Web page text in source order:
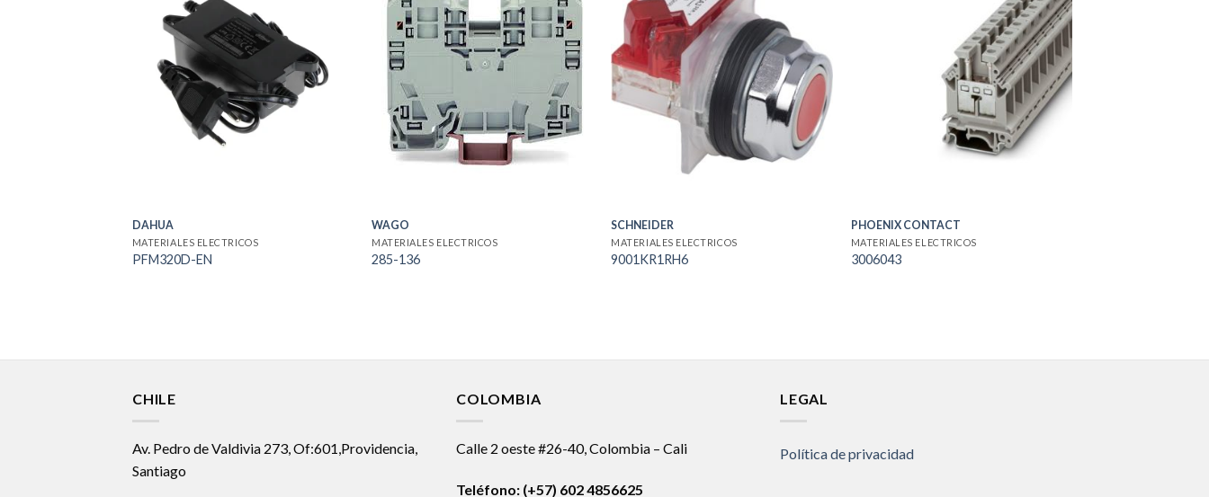
DAHUA
MATERIALES ELECTRICOS
PFM320D-EN
WAGO
MATERIALES ELECTRICOS
285-136
SCHNEIDER
MATERIALES ELECTRICOS
9001KR1RH6
PHOENIX CONTACT
MATERIALES ELECTRICOS
3006043
CHILE
Av. Pedro de Valdivia 273, Of:601,Providencia,
Santiago
COLOMBIA
Calle 2 oeste #26-40, Colombia – Cali
Teléfono: (+57) 602 4856625
LEGAL
Política de privacidad